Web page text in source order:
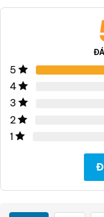
5
4
3
2
1